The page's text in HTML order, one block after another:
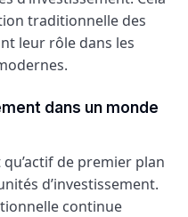
traditionnelle des
leur rôle dans les
dans un monde
de premier plan
d’investissement.
continue